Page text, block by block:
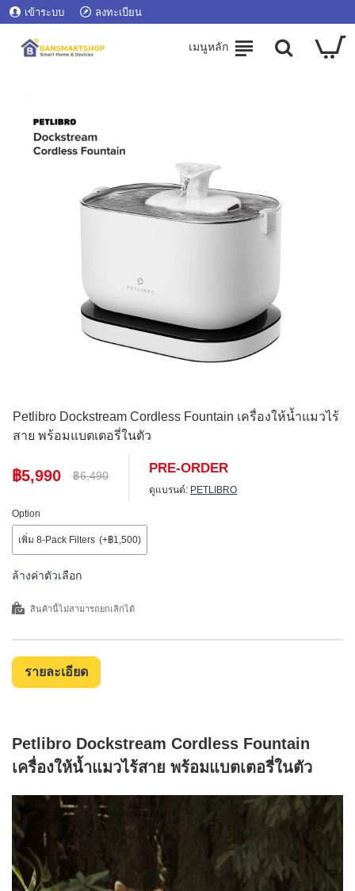
เข้าระบบ ลงทะเบียน
Petlibro Dockstream Cordless Fountain เครื่องให้น้ำแมวไร้
สาย พร้อมแบตเตอรี่ในตัว
฿5,990 ฿6,490 PRE-ORDER
ดูแบรนด์: PETLIBRO
Option
เพิ่ม 8-Pack Filters (+฿1,500)
ล้างค่าตัวเลือก
สินค้านี้ไม่สามารถยกเลิกได้
รายละเอียด
Petlibro Dockstream Cordless Fountain
เครื่องให้น้ำแมวไร้สาย พร้อมแบตเตอรี่ในตัว